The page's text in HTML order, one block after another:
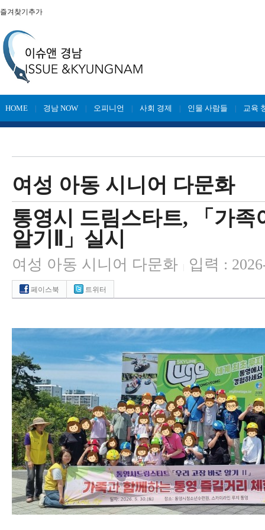
즐겨찾기추가
HOME 경남 NOW 오피니언 사회 경제 인물 사람들 교육
여성 아동 시니어 다문화
통영시 드림스타트, 「가
알기Ⅱ」실시
여성 아동 시니어 다문화 입력 :
페이스북 트위터